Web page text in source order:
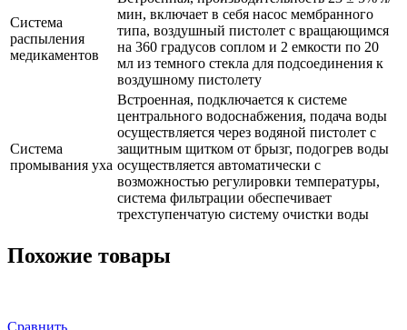
Система
распыления
медикаментов
мин, включает в себя насос мембранного
типа, воздушный пистолет с вращающимся
на 360 градусов соплом и 2 емкости по 20
мл из темного стекла для подсоединения к
воздушному пистолету
Система
промывания уха
Встроенная, подключается к системе
центрального водоснабжения, подача воды
осуществляется через водяной пистолет с
защитным щитком от брызг, подогрев воды
осуществляется автоматически с
возможностью регулировки температуры,
система фильтрации обеспечивает
трехступенчатую систему очистки воды
Похожие товары
Сравнить